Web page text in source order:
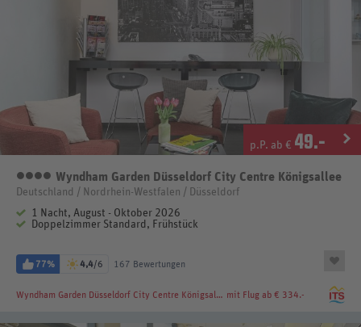
p.P. ab € 49.-
4 Sterne
Wyndham Garden Düsseldorf City Centre Königsallee
Deutschland / Nordrhein-Westfalen / Düsseldorf
1 Nacht, August - Oktober 2026
Doppelzimmer Standard, Frühstück
77% 4,4/6 167 Bewertungen
Wyndham Garden Düsseldorf City Centre Königsallee mit Flug ab € 334.-